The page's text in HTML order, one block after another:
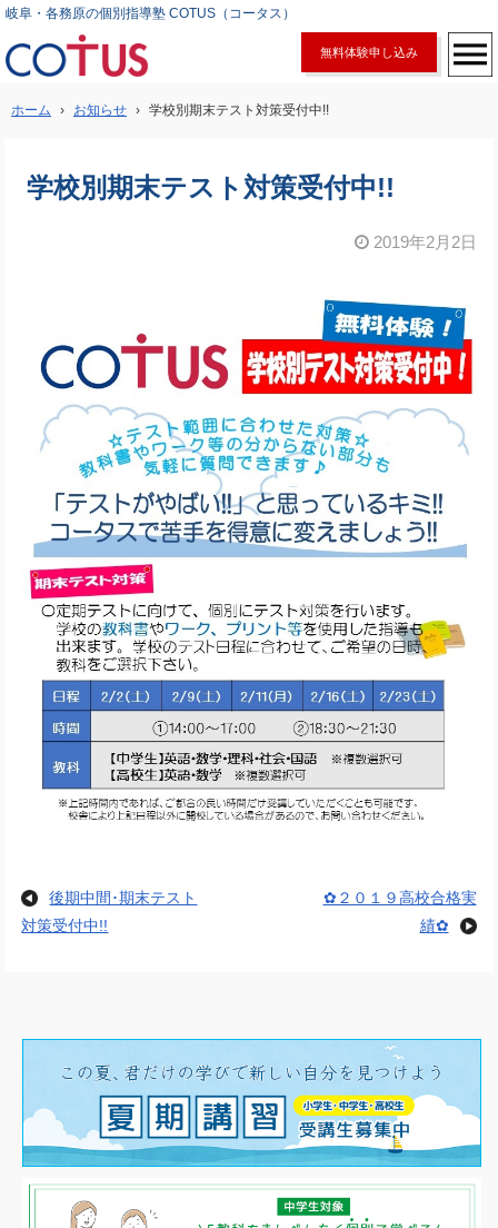
岐阜・各務原の個別指導塾 COTUS（コータス）
無料体験申し込み
ホーム › お知らせ › 学校別期末テスト対策受付中!!
学校別期末テスト対策受付中!!
2019年2月2日
後期中間･期末テスト
対策受付中!!
✿２０１９高校合格実
績✿